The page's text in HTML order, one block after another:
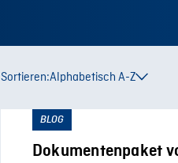
Sortieren:Alphabetisch A-Z
BLOG
Dokumentenpaket